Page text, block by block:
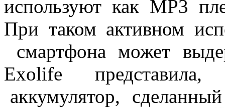
используют как MP3
При таком активном
смартфона может
Exolife представила,
аккумулятор,